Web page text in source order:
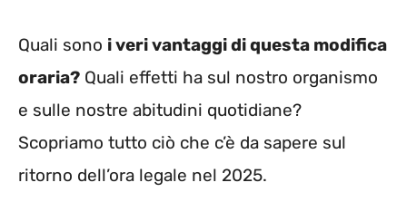
Quali sono i veri vantaggi di questa modifica
oraria? Quali effetti ha sul nostro organismo
e sulle nostre abitudini quotidiane?
Scopriamo tutto ciò che c’è da sapere sul
ritorno dell’ora legale nel 2025.